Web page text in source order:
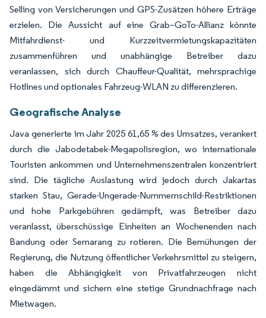
Selling von Versicherungen und GPS-Zusätzen höhere Erträge
erzielen. Die Aussicht auf eine Grab–GoTo-Allianz könnte
Mitfahrdienst- und Kurzzeitvermietungskapazitäten
zusammenführen und unabhängige Betreiber dazu
veranlassen, sich durch Chauffeur-Qualität, mehrsprachige
Hotlines und optionales Fahrzeug-WLAN zu differenzieren.
Geografische Analyse
Java generierte im Jahr 2025 61,65 % des Umsatzes, verankert
durch die Jabodetabek-Megapolisregion, wo internationale
Touristen ankommen und Unternehmenszentralen konzentriert
sind. Die tägliche Auslastung wird jedoch durch Jakartas
starken Stau, Gerade-Ungerade-Nummernschild-Restriktionen
und hohe Parkgebühren gedämpft, was Betreiber dazu
veranlasst, überschüssige Einheiten an Wochenenden nach
Bandung oder Semarang zu rotieren. Die Bemühungen der
Regierung, die Nutzung öffentlicher Verkehrsmittel zu steigern,
haben die Abhängigkeit von Privatfahrzeugen nicht
eingedämmt und sichern eine stetige Grundnachfrage nach
Mietwagen.